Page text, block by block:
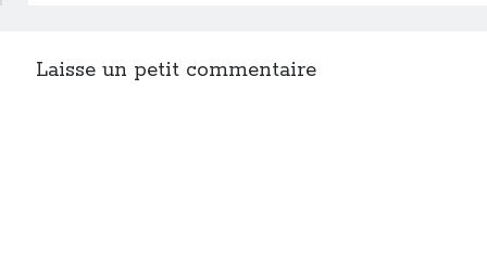
Laisse un petit commentaire